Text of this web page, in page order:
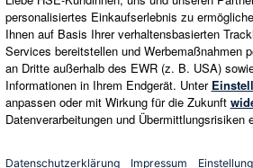
abonnieren und aktuelle Trends,
Mail erhalten. Als Dankeschön
Eine Abmeldung ist jederzeit in